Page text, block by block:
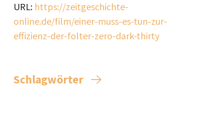
URL: https://zeitgeschichte-
online.de/film/einer-muss-es-tun-zur-
effizienz-der-folter-zero-dark-thirty
Schlagwörter